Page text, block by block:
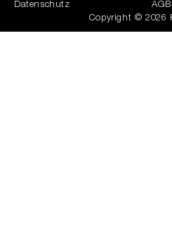
Datenschutz AGB
Copyright © 2026